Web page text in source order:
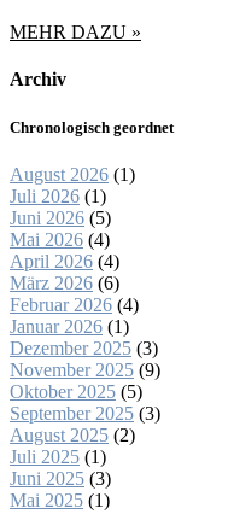
MEHR DAZU »
Archiv
Chronologisch geordnet
August 2026 (1)
Juli 2026 (1)
Juni 2026 (5)
Mai 2026 (4)
April 2026 (4)
März 2026 (6)
Februar 2026 (4)
Januar 2026 (1)
Dezember 2025 (3)
November 2025 (9)
Oktober 2025 (5)
September 2025 (3)
August 2025 (2)
Juli 2025 (1)
Juni 2025 (3)
Mai 2025 (1)